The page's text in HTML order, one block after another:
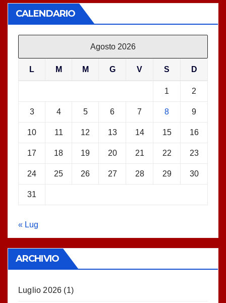
CALENDARIO
Agosto 2026
L M M G V S D
1 2
3 4 5 6 7 8 9
10 11 12 13 14 15 16
17 18 19 20 21 22 23
24 25 26 27 28 29 30
31
« Lug
ARCHIVIO
Luglio 2026 (1)